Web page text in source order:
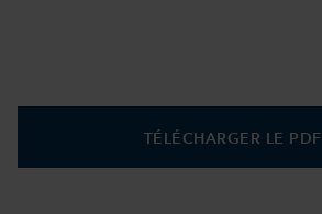
TÉLÉCHARGER LE PDF